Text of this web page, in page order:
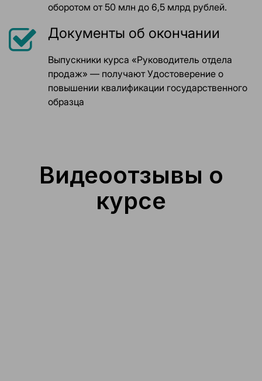
оборотом от 50 млн до 6,5 млрд рублей.
Документы об окончании
Выпускники курса «Руководитель отдела
продаж» — получают Удостоверение о
повышении квалификации государственного
образца
Видеоотзывы о
курсе